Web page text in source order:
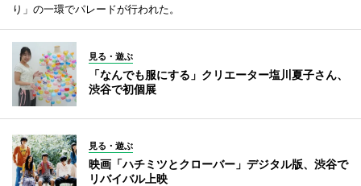
り」の一環でパレードが行われた。
見る・遊ぶ
「なんでも服にする」クリエーター塩川夏子さん、
渋谷で初個展
見る・遊ぶ
映画「ハチミツとクローバー」デジタル版、渋谷で
リバイバル上映